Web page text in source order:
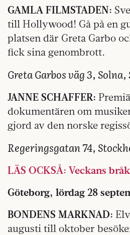
GAMLA FILMSTADEN:
till Hollywood! Gå på en
platsen där Greta Garbo
fick sina genombrott.
Greta Garbos väg 3, Solna,
JANNE SCHAFFER:
dokumentären om
gjord av den norske
Regeringsgatan 74,
LÄS OCKSÅ: Veckans
Göteborg, lördag 28
BONDENS MARKNAD:
augusti till oktober